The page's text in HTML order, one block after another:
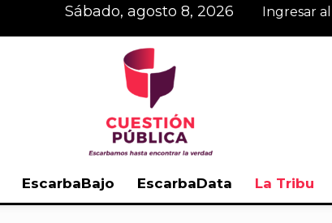
sábado, agosto 8, 2026 Ingresar
EscarbaBajo EscarbaData La Tribu